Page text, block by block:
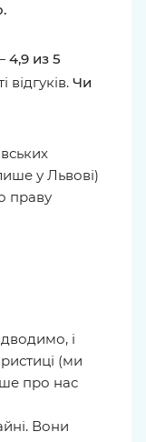
4,9 из 5
відгуків. Чи
у Львові)
праву
і
(ми
про нас
Вони